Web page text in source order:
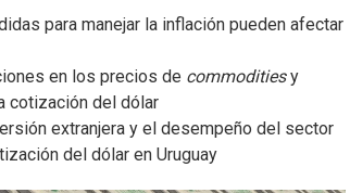
para manejar la inflación pueden afectar
en los precios de commoditiesy
cotización del dólar
extranjera y el desempeño del sector
del dólar en Uruguay